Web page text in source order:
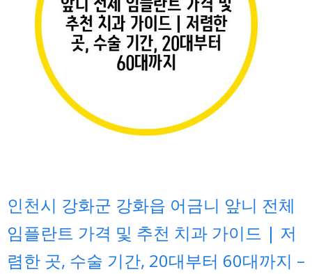
인천시 강화군 강화읍 어금니 앞니 전체
임플란트 가격 및 추천 치과 가이드 | 저
렴한 곳, 수술 기간, 20대부터 60대까지 –